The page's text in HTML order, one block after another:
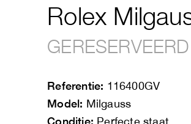
Rolex
GERESERVEERD
Referentie: 116400GV
Model: Milgauss
Conditie: